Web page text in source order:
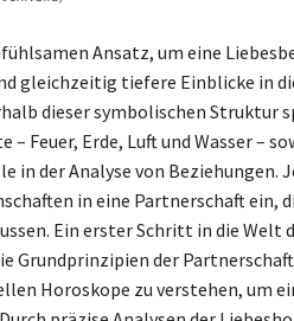
Ansatz, um eine
gleichzeitig tiefere Einblicke in
dieser symbolischen Struktur
Feuer, Erde, Luft und Wasser –
in der Analyse von Beziehungen.
in eine Partnerschaft ein,
Ein erster Schritt in die Welt
Grundprinzipien der
Horoskope zu verstehen, um